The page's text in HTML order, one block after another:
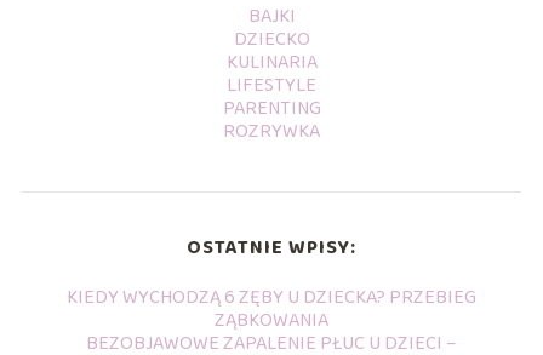
BAJKI
DZIECKO
KULINARIA
LIFESTYLE
PARENTING
ROZRYWKA
OSTATNIE WPISY:
KIEDY WYCHODZĄ 6 ZĘBY U DZIECKA? PRZEBIEG
ZĄBKOWANIA
BEZOBJAWOWE ZAPALENIE PŁUC U DZIECI –